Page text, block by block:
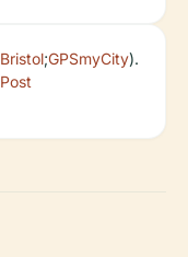
Bristol
Post
;GPSmyCity).